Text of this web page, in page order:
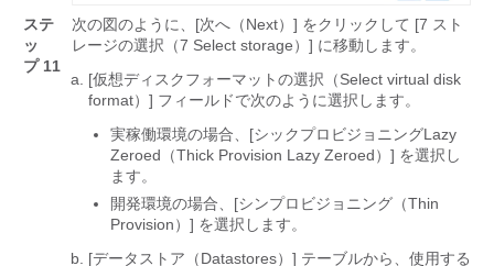
ステ
ッ
プ 11
次の図のように、[次へ（Next）] をクリックして [7 スト
レージの選択（7 Select storage）] に移動します。
[仮想ディスクフォーマットの選択（Select virtual disk
format）] フィールドで次のように選択します。
実稼働環境の場合、[シックプロビジョニングLazy
Zeroed（Thick Provision Lazy Zeroed）] を選択し
ます。
開発環境の場合、[シンプロビジョニング（Thin
Provision）] を選択します。
[データストア（Datastores）] テーブルから、使用する